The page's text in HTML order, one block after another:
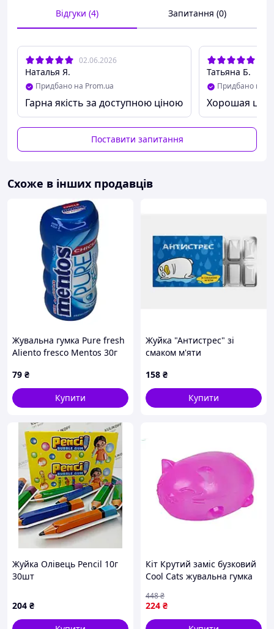
Відгуки (4) Запитання (0)
02.06.2026
Наталья Я.
Придбано на Prom.ua
Гарна якість за доступною ціною
Татьяна Б.
Придбано на
Хорошая
Поставити запитання
Схоже в інших продавців
Жувальна гумка Pure fresh
Aliento fresco Mentos 30г
79 ₴
Купити
Жуйка "Антистрес" зі
смаком м'яти
158 ₴
Купити
Жуйка Олівець Pencil 10г
30шт
204 ₴
Кіт Крутий заміс бузковий
Cool Cats жувальна гумка
яскравим смаком
224 ₴
448₴